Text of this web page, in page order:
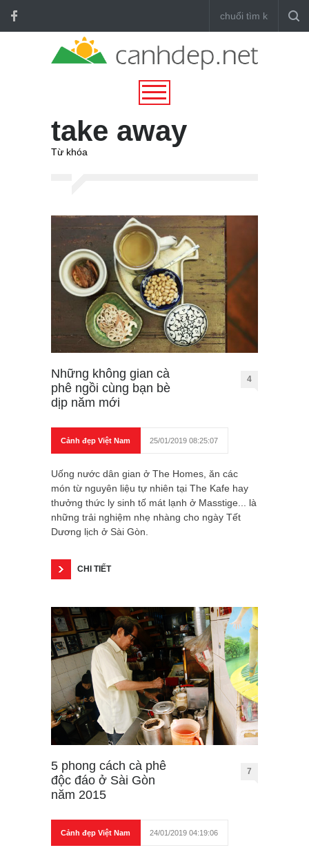
take away
Từ khóa
Những không gian cà
phê ngồi cùng bạn bè
dịp năm mới
4
Cảnh đẹp Việt Nam 25/01/2019 08:25:07
Uống nước dân gian ở The Homes, ăn các
món từ nguyên liệu tự nhiên tại The Kafe hay
thưởng thức ly sinh tố mát lạnh ở Masstige... là
những trải nghiệm nhẹ nhàng cho ngày Tết
Dương lịch ở Sài Gòn.
CHI TIẾT
5 phong cách cà phê
độc đáo ở Sài Gòn
năm 2015
7
Cảnh đẹp Việt Nam 24/01/2019 04:19:06